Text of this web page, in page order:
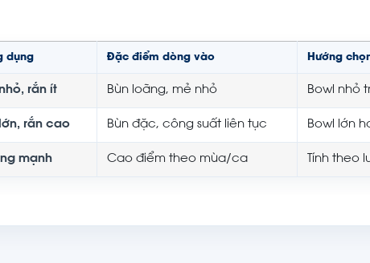
dụng Đặc điểm dòng vào Hướng
rắn ít Bùn loãng, mẻ nhỏ Bowl nhỏ
rắn cao Bùn đặc, công suất liên tục Bowl lớn
mạnh Cao điểm theo mùa/ca Tính theo